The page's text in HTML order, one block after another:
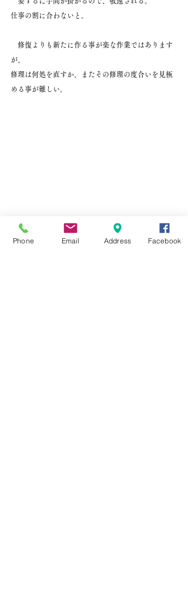
仕事の割に合わないと。
修復よりも新たに作る事が楽な作業ではあります
が、
修理は何処を直すか、またその修理の度合いを見極
める事が難しい。
Phone Email Address Facebook